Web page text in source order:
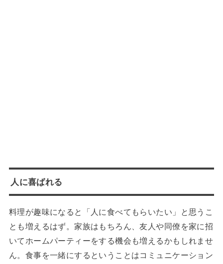
人に喜ばれる
料理が趣味になると「人に食べてもらいたい」と思うこ
とも増えるはず。家族はもちろん、友人や同僚を家に招
いてホームパーティーをする機会も増えるかもしれませ
ん。食事を一緒にするということはコミュニケーション